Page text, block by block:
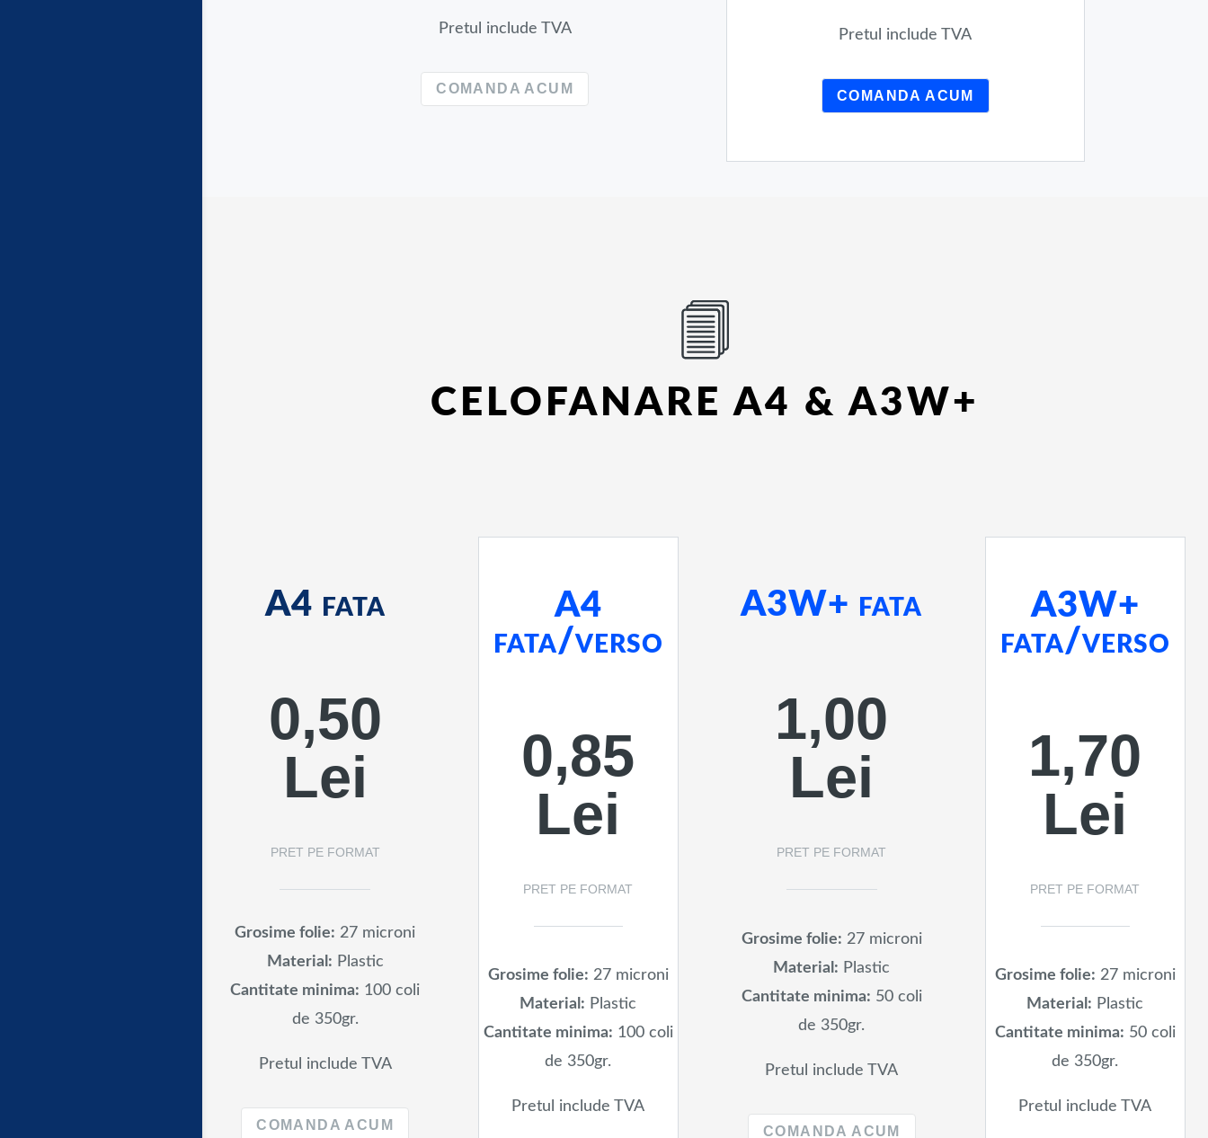
Pretul include TVA
COMANDA ACUM
Pretul include TVA
COMANDA ACUM
CELOFANARE A4 & A3W+
A4 fata
0,50
Lei
PRET PE FORMAT
Grosime folie: 27 microni
Material: Plastic
Cantitate minima: 100 coli
de 350gr.
Pretul include TVA
COMANDA ACUM
A4
fata/verso
0,85
Lei
PRET PE FORMAT
Grosime folie: 27 microni
Material: Plastic
Cantitate minima: 100 coli
de 350gr.
Pretul include TVA
A3W+ fata
1,00
Lei
PRET PE FORMAT
Grosime folie: 27 microni
Material: Plastic
Cantitate minima: 50 coli
de 350gr.
Pretul include TVA
COMANDA ACUM
A3W+
fata/verso
1,70
Lei
PRET PE FORMAT
Grosime folie: 27 microni
Material: Plastic
Cantitate minima: 50 coli
de 350gr.
Pretul include TVA